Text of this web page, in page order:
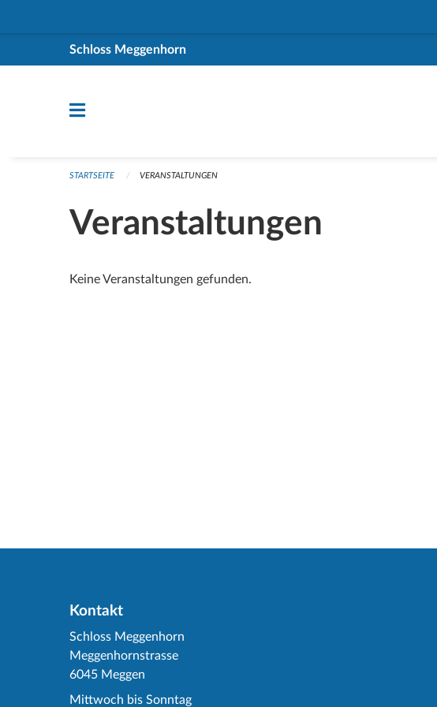
Schloss Meggenhorn
STARTSEITE VERANSTALTUNGEN
Veranstaltungen
Keine Veranstaltungen gefunden.
Kontakt
Schloss Meggenhorn
Meggenhornstrasse
6045 Meggen
Mittwoch bis Sonntag